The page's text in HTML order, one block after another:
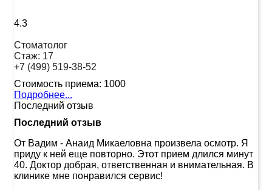
4.3
Стоматолог
Стаж: 17
+7 (499) 519-38-52
Стоимость приема: 1000
Подробнее...
Последний отзыв
Последний отзыв
От Вадим - Анаид Микаеловна произвела осмотр. Я
приду к ней еще повторно. Этот прием длился минут
40. Доктор добрая, ответственная и внимательная. В
клинике мне понравился сервис!